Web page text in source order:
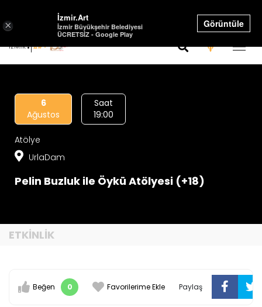
Select Language
6
Ağustos
Saat
19:00
Atölye
UrlaDam
Pelin Buzluk ile Öykü Atölyesi (+18)
ETKİNLİK
Beğen 0 Favorilerime Ekle Paylaş
×
İzmir.Art
İzmir Büyükşehir Belediyesi
ÜCRETSİZ - Google Play
Görüntüle